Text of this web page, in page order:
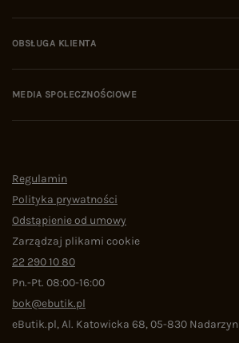
OBSŁUGA KLIENTA
MEDIA SPOŁECZNOŚCIOWE
Regulamin
Polityka prywatności
Odstąpienie od umowy
Zarządzaj plikami cookie
22 290 10 80
Pn.-Pt. 08:00-16:00
bok@ebutik.pl
eButik.pl,Al. Katowicka 68,05-830 Nadarzyn